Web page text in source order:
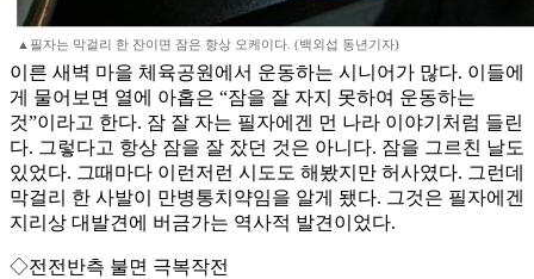
▲필자는 막걸리 한 잔이면 잠은 항상 오케이다. (백외섭 동년기자)
이른 새벽 마을 체육공원에서 운동하는 시니어가 많다. 이들에
게 물어보면 열에 아홉은 “잠을 잘 자지 못하여 운동하는
것”이라고 한다. 잠 잘 자는 필자에겐 먼 나라 이야기처럼 들린
다. 그렇다고 항상 잠을 잘 잤던 것은 아니다. 잠을 그르친 날도
있었다. 그때마다 이런저런 시도도 해봤지만 허사였다. 그런데
막걸리 한 사발이 만병통치약임을 알게 됐다. 그것은 필자에겐
지리상 대발견에 버금가는 역사적 발견이었다.
◇전전반측 불면 극복작전